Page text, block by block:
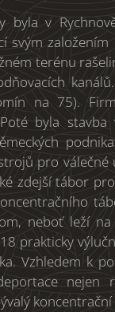
byla v
svým
terénu
na 75).
byla
pro válečné
zdejší tábor
neboť leží na
prakticky
Vzhledem k
nejen